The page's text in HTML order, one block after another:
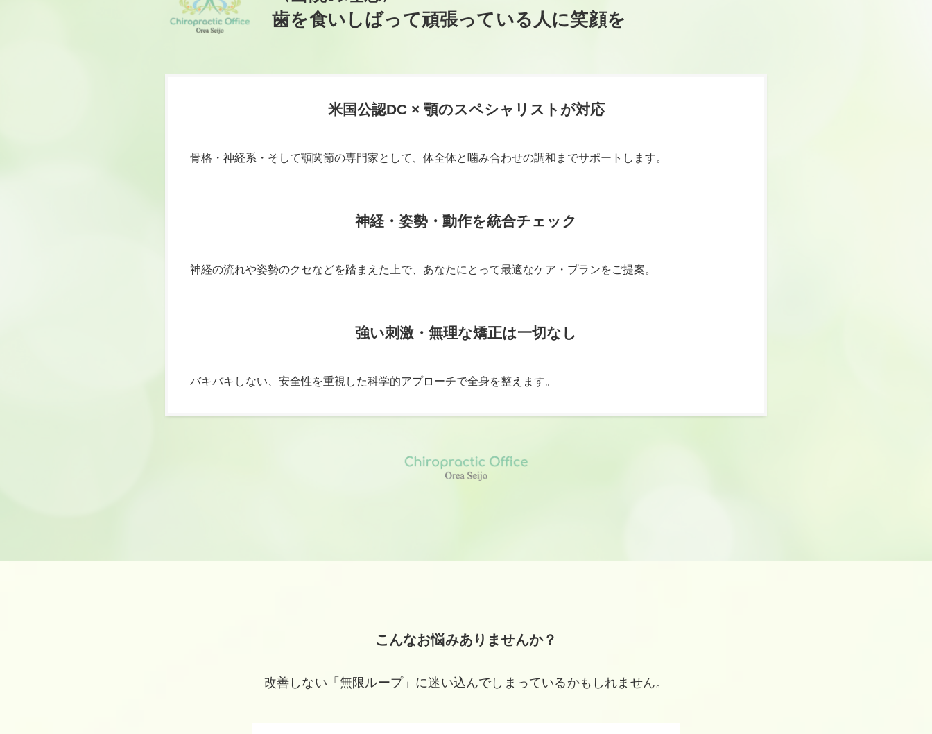
歯を食いしばって頑張っている人に笑顔を
米国公認DC × 顎のスペシャリストが対応
骨格・神経系・そして顎関節の専門家として、体全体と噛み合わせの調和までサポートします。
神経・姿勢・動作を統合チェック
神経の流れや姿勢のクセなどを踏まえた上で、あなたにとって最適なケア・プランをご提案。
強い刺激・無理な矯正は一切なし
バキバキしない、安全性を重視した科学的アプローチで全身を整えます。
こんなお悩みありませんか？
改善しない「無限ループ」に迷い込んでしまっているかもしれません。